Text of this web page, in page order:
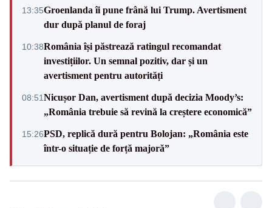
13:35Groenlanda îi pune frână lui Trump. Avertisment
dur după planul de foraj
10:38România își păstrează ratingul recomandat
investițiilor. Un semnal pozitiv, dar și un
avertisment pentru autorități
08:51Nicușor Dan, avertisment după decizia Moody’s:
„România trebuie să revină la creștere economică”
15:26PSD, replică dură pentru Bolojan: „România este
într-o situație de forță majoră”